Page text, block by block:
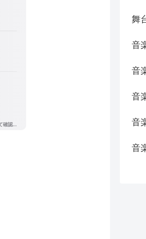
舞
音
音
音
音
音